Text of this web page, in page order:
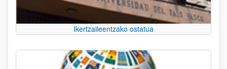
Ikertzaileentzako ostatua